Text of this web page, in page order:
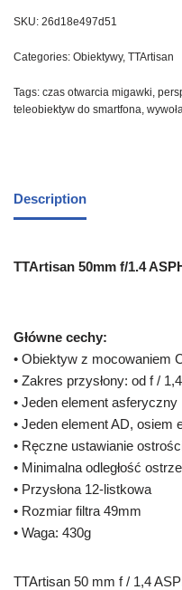
SKU: 26d18e497d51
Categories: Obiektywy, TTArtisan
Tags: czas otwarcia migawki,
teleobiektyw do smartfona,
Description
TTArtisan 50mm f/1.4
Główne cechy:
• Obiektyw z mocowaniem
• Zakres przysłony: od f /
• Jeden element asferyczny
• Jeden element AD, osiem
• Ręczne ustawianie
• Minimalna odległość
• Przysłona 12-listkowa
• Rozmiar filtra 49mm
• Waga: 430g
TTArtisan 50 mm f / 1,4